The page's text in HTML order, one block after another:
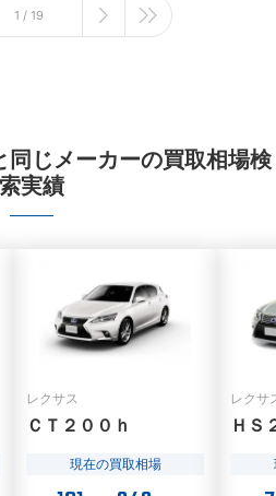
1 / 19
同じメーカーの買取相場検
索実績
レクサス
ＣＴ２００ｈ
現在の買取相場
レクサ
ＨＳ